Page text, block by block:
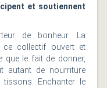
et soutiennent
de bonheur. La
ce collectif ouvert et
que le fait de donner,
autant de nourriture
Enchanter le